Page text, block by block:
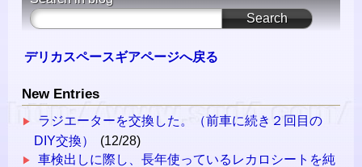
デリカスペースギアページへ戻る
New Entries
ラジエーターを交換した。（前車に続き２回目の
DIY交換）
(12/28)
車検出しに際し、長年使っているレカロシートを純